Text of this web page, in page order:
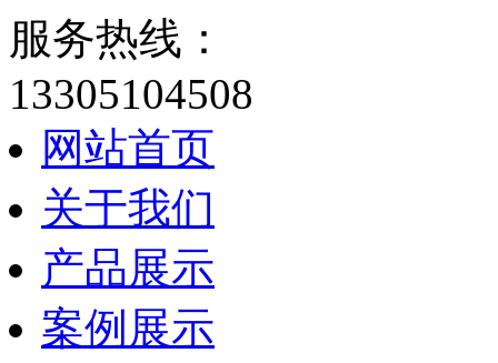
服务热线：
13305104508
网站首页
关于我们
产品展示
案例展示